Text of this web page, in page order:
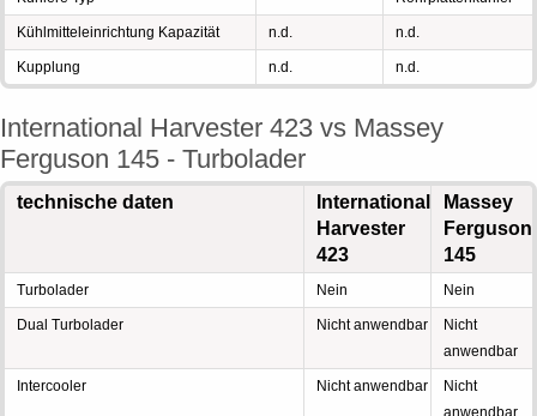
Kühlmitteleinrichtung Kapazität n.d. n.d.
Kupplung n.d. n.d.
International Harvester 423 vs Massey
Ferguson 145 - Turbolader
technische daten
International
Harvester
423
Massey
Ferguson
145
Turbolader Nein Nein
Dual Turbolader Nicht anwendbar
Nicht
anwendbar
Intercooler Nicht anwendbar
Nicht
anwendbar